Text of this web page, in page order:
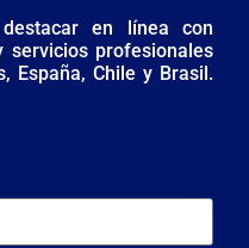
en línea con
servicios profesionales
España, Chile y Brasil.